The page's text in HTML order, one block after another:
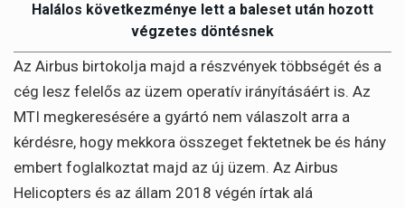
Halálos következménye lett a baleset után hozott
végzetes döntésnek
Az Airbus birtokolja majd a részvények többségét és a
cég lesz felelős az üzem operatív irányításáért is. Az
MTI megkeresésére a gyártó nem válaszolt arra a
kérdésre, hogy mekkora összeget fektetnek be és hány
embert foglalkoztat majd az új üzem. Az Airbus
Helicopters és az állam 2018 végén írtak alá